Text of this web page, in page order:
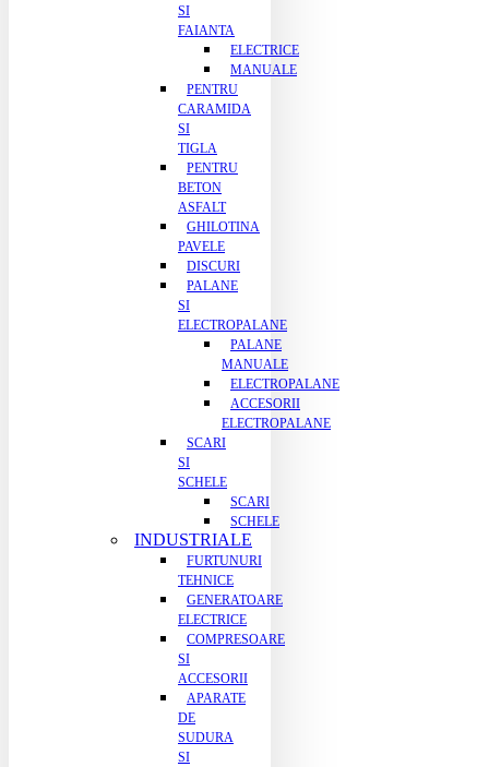
SI
FAIANTA
ELECTRICE
MANUALE
PENTRU
CARAMIDA
SI
TIGLA
PENTRU
BETON
ASFALT
GHILOTINA
PAVELE
DISCURI
PALANE
SI
ELECTROPALANE
PALANE
MANUALE
ELECTROPALANE
ACCESORII
ELECTROPALANE
SCARI
SI
SCHELE
SCARI
SCHELE
INDUSTRIALE
FURTUNURI
TEHNICE
GENERATOARE
ELECTRICE
COMPRESOARE
SI
ACCESORII
APARATE
DE
SUDURA
SI